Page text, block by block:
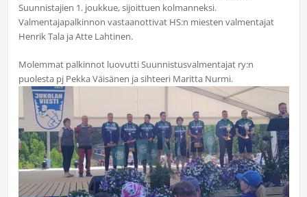
Suunnistajien 1. joukkue, sijoittuen kolmanneksi.
Valmentajapalkinnon vastaanottivat HS:n miesten valmentajat
Henrik Tala ja Atte Lahtinen.
Molemmat palkinnot luovutti Suunnistusvalmentajat ry:n
puolesta pj Pekka Väisänen ja sihteeri Maritta Nurmi.